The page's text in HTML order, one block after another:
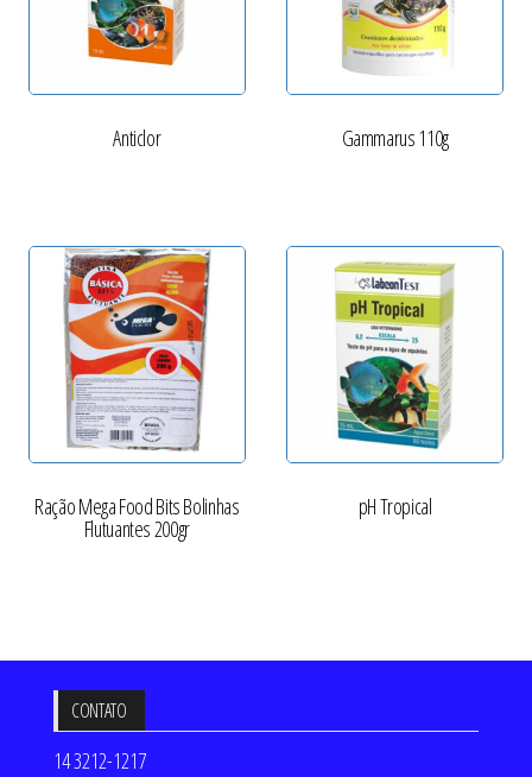
Anticlor Gammarus 110g
Ração Mega Food Bits Bolinhas
Flutuantes 200gr
pH Tropical
CONTATO
14 3212-1217